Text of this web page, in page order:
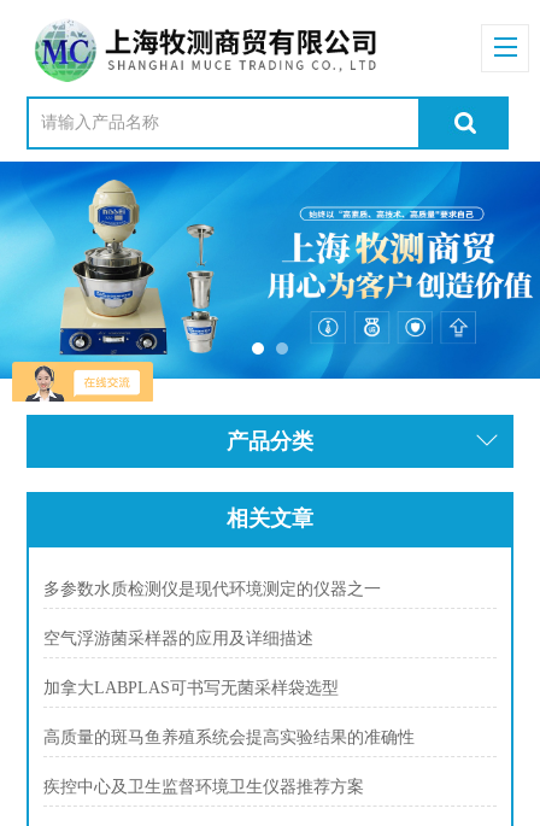
产品分类
相关文章
多参数水质检测仪是现代环境测定的仪器之一
空气浮游菌采样器的应用及详细描述
加拿大LABPLAS可书写无菌采样袋选型
高质量的斑马鱼养殖系统会提高实验结果的准确性
疾控中心及卫生监督环境卫生仪器推荐方案